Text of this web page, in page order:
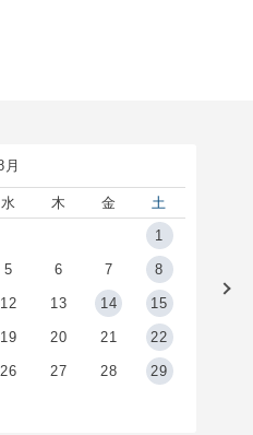
月
水 木 金
土
1
5 6 7 8
12 13 14 15
19 20 21 22
26 27 28 29